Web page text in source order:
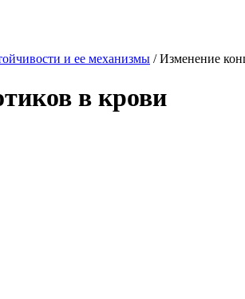
и ее механизмы /Изменение
в крови